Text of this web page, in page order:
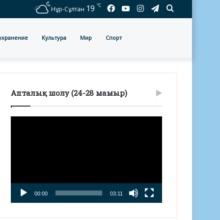
Іздеу
Telegram
Instagram
YouTube
Facebook
Нұр-Сұлтан 19 ℃
Культура Мир Спорт
Апталық шолу (24-28 мамыр)
00:00 03:11